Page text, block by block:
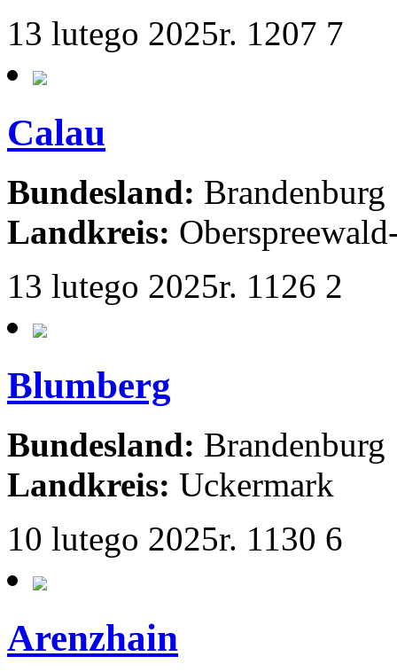
13 lutego 2025r. 1207 7
Calau
Bundesland: Brandenburg
Landkreis:
13 lutego 2025r. 1126 2
Blumberg
Bundesland: Brandenburg
Landkreis: Uckermark
10 lutego 2025r. 1130 6
Arenzhain